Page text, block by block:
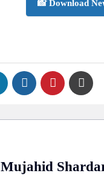
📸 Download
Mujahid